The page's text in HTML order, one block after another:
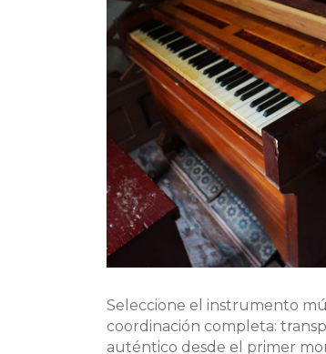
Seleccione el instrumento
coordinación completa:
auténtico desde el primer